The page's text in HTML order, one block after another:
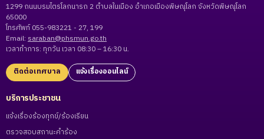
1299 ถนนบรมไตรโลกนารถ 2 ตำบลในเมือง อำเภอเมืองพิษณุโลก จังหวัดพิษณุโลก
65000
โทรศัพท์ 055-983221 - 27, 199
Email: saraban@phsmun.go.th
เวลาทำการ: ทุกวัน เวลา 08:30 – 16:30 น.
ติดต่อเทศบาล แจ้งเรื่องออนไลน์
บริการประชาชน
แจ้งเรื่องร้องทุกข์/ร้องเรียน
ตรวจสอบสถานะคำร้อง